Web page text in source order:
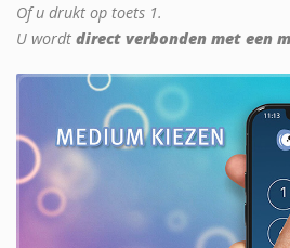
Of u drukt op toets 1.
U wordt direct verbonden met een